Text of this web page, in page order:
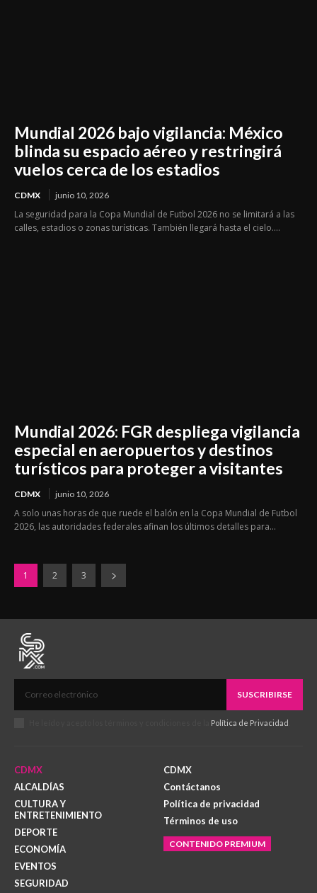
Mundial 2026 bajo vigilancia: México
blinda su espacio aéreo y restringirá
vuelos cerca de los estadios
CDMX junio 10, 2026
La seguridad para la Copa Mundial de Futbol 2026 no se limitará a las
calles, estadios o zonas turísticas. También llegará hasta el cielo....
Mundial 2026: FGR despliega vigilancia
especial en aeropuertos y destinos
turísticos para proteger a visitantes
CDMX junio 10, 2026
A solo unas horas de que ruede el balón en la Copa Mundial de Futbol
2026, las autoridades federales afinan los últimos detalles para...
1 2 3
SUSCRIBIRSE
Política de Privacidad
CDMX
ALCALDÍAS
CULTURA Y
ENTRETENIMIENTO
DEPORTE
ECONOMÍA
EVENTOS
SEGURIDAD
CDMX
Contáctanos
Política de privacidad
Términos de uso
CONTENIDO PREMIUM